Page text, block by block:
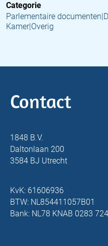
Categorie
Parlementaire
Kamer|Overig
Contact
1848 B.V.
Daltonlaan 200
3584 BJ Utrecht
KvK: 61606936
BTW: NL854411057B01
Bank: NL78 KNAB 0283